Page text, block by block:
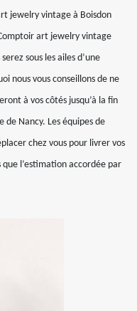
jewelry vintage à Boisdon
art jewelry vintage
sous les ailes d’une
nous vous conseillons de ne
à vos côtés jusqu’à la fin
de Nancy. Les équipes de
chez vous pour livrer vos
l’estimation accordée par